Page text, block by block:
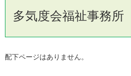
多気度会福祉事務所
配下ページはありません。